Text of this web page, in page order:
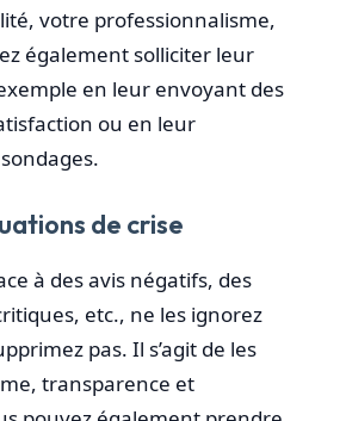
votre professionnalisme,
également solliciter leur
en leur envoyant des
ou en leur
de crise
à des avis négatifs, des
etc., ne les ignorez
pas. Il s’agit de les
transparence et